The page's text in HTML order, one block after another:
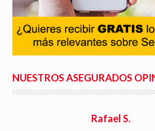
NUESTROS ASEGURADOS
Rafael S.